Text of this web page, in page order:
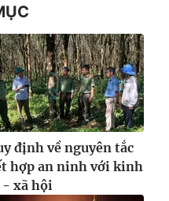
định về nguyên tắc
hợp an ninh với kinh
- xã hội